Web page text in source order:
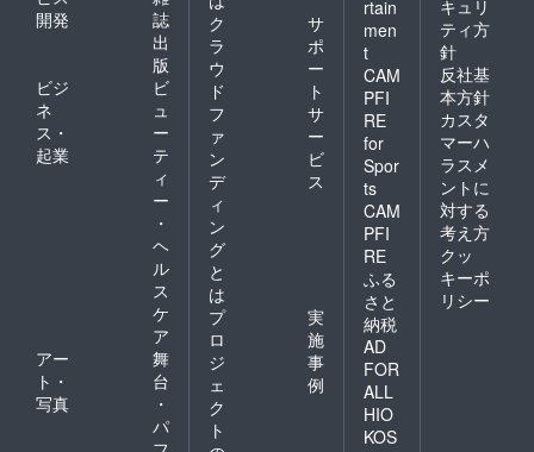
・ペ
アドリ
ンク の
有効期
限：
2021年
11月1
2022年
11月1日
から1年
で自動
更新と
なり、
年会
費・更
新料な
どは一
切かか
りませ
ん。
・有
2021年
11月1
開発
誌
出
版
ビジ
ネ
ス・
起業
ビ
ュ
ー
テ
ィ
ー
・
ヘ
ル
ス
ケ
ア
アー
ト・
写真
舞
台
・
パ
ク
ラ
ウ
ド
フ
ァ
ン
デ
ィ
ン
グ
と
は
サ
ポ
ー
ト
サ
ー
ビ
ス
プ
ロ
ジ
ェ
ク
ト
実
施
事
例
rtain
men
t
CAM
PFI
RE
for
Spor
ts
CAM
PFI
RE
ふる
さと
納税
AD
FOR
ALL
HIO
KOS
キュリ
ティ方
針
反社基
本方針
カスタ
マーハ
ラスメ
ントに
対する
考え方
クッ
キーポ
リシー